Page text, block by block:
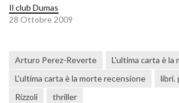
Il club Dumas
28 Ottobre 2009
Arturo Perez-Reverte
L'ultima carta è la
L'ultima carta è la morte recensione
libri.
Rizzoli
thriller